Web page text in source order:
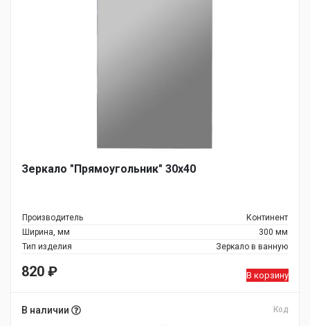
Зеркало "Прямоугольник" 30х40
Производитель
Континент
Ширина, мм
300 мм
Тип изделия
Зеркало в ванную
820 ₽ В корзину
В наличии Код